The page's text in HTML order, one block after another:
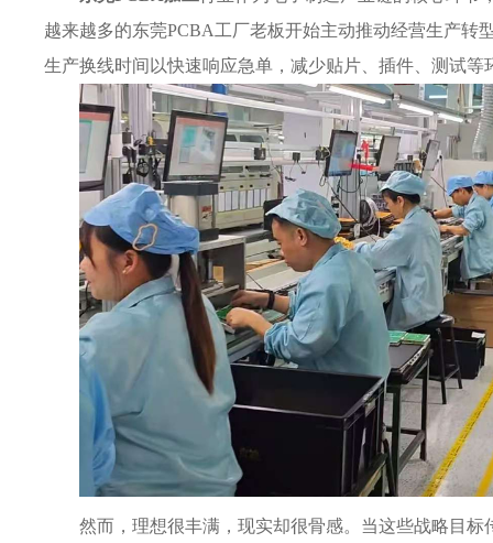
越来越多的东莞PCBA工厂老板开始主动推动经营生产
生产换线时间以快速响应急单，减少贴片、插件、测试
然而，理想很丰满，现实却很骨感。当这些战略目